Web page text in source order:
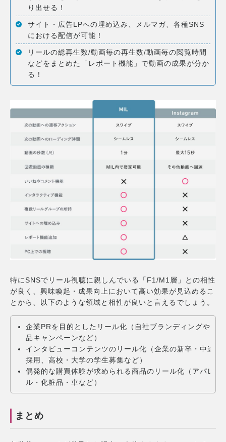
り出せる！
サイト・広告LPへの埋め込み、メルマガ、各種SNS
における配信が可能！
リールの総再生数/動画毎の再生数/動画毎の閲覧時間
などをまとめた「レポート機能」で動画の成果が分か
る！
特にSNSでリール視聴に親しんでいる「F1/M1層」との相性
が良く、興味喚起・成果向上において高い効果が見込めるこ
とから、以下のような領域と相性が良いと言えるでしょう。
企業PRを目的としたリール化（自社ブランディングや商
品キャンペーンなど）
インタビューコンテンツのリール化（企業の新卒・中途
採用、高校・大学の学生募集など）
偶発的な購買体験が求められる商品のリール化（アパレ
ル・化粧品・車など）
まとめ